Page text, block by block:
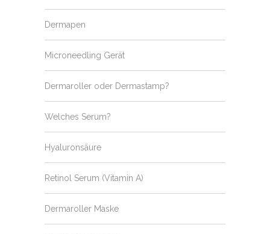
Dermapen
Microneedling Gerät
Dermaroller oder Dermastamp?
Welches Serum?
Hyaluronsäure
Retinol Serum (Vitamin A)
Dermaroller Maske